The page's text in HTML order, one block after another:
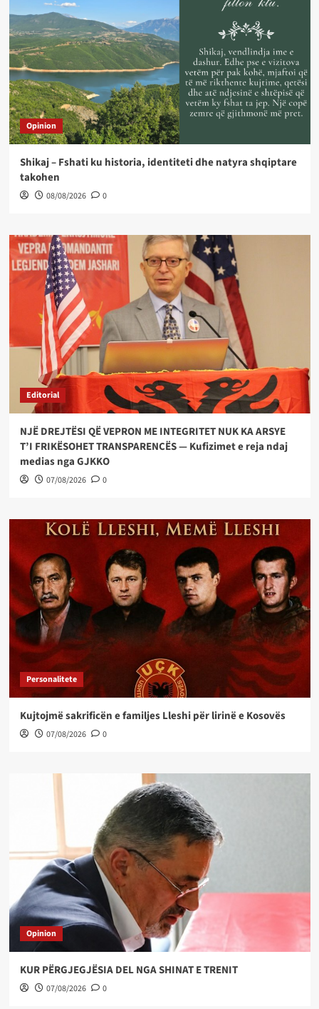
Opinion
Shikaj – Fshati ku historia, identiteti dhe natyra shqiptare
takohen
08/08/2026 0
Editorial
NJË DREJTËSI QË VEPRON ME INTEGRITET NUK KA ARSYE
T’I FRIKËSOHET TRANSPARENCËS — Kufizimet e reja ndaj
medias nga GJKKO
07/08/2026 0
Personalitete
Kujtojmë sakrificën e familjes Lleshi për lirinë e Kosovës
07/08/2026 0
Opinion
KUR PËRGJEGJËSIA DEL NGA SHINAT E TRENIT
07/08/2026 0